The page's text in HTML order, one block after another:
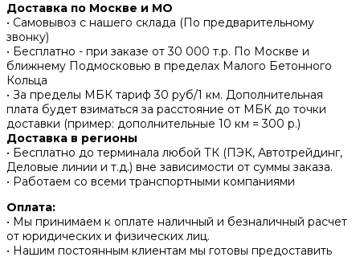
Доставка по Москве и МО
• Самовывоз с нашего склада (По предварительному
звонку)
• Бесплатно - при заказе от 30 000 т.р. По Москве и
ближнему Подмосковью в пределах Малого Бетонного
Кольца
• За пределы МБК тариф 30 руб/1 км. Дополнительная
плата будет взиматься за расстояние от МБК до точки
доставки (пример: дополнительные 10 км = 300 р.)
Доставка в регионы
• Бесплатно до терминала любой ТК (ПЭК, Автотрейдинг,
Деловые линии и т.д.) вне зависимости от суммы заказа.
• Работаем со всеми транспортными компаниями
Оплата:
• Мы принимаем к оплате наличный и безналичный расчет
от юридических и физических лиц.
• Нашим постоянным клиентам мы готовы предоставить